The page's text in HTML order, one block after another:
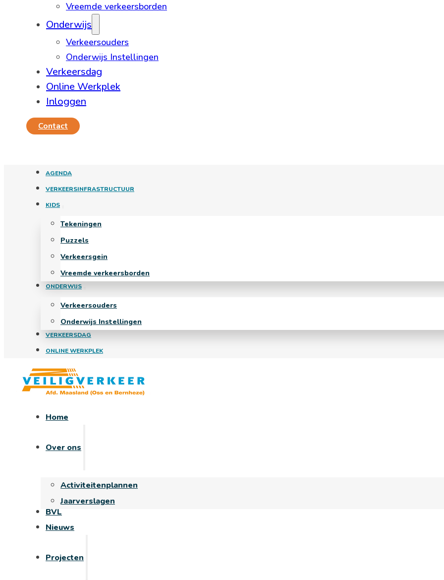
Vreemde verkeersborden
Onderwijs
Verkeersouders
Onderwijs Instellingen
Verkeersdag
Online Werkplek
Inloggen
Contact
AGENDA
VERKEERSINFRASTRUCTUUR
KIDS
Tekeningen
Puzzels
Verkeersgein
Vreemde verkeersborden
ONDERWIJS
Verkeersouders
Onderwijs Instellingen
VERKEERSDAG
ONLINE WERKPLEK
Home
Over ons
Activiteitenplannen
Jaarverslagen
BVL
Nieuws
Projecten